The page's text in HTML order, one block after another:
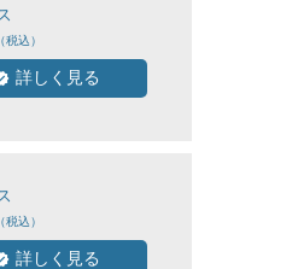
プス
詳しく見る
ムス
詳しく見る